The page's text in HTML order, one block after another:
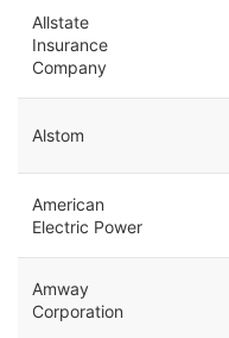
Allstate
Insurance
Company
Alstom
American
Electric Power
Amway
Corporation